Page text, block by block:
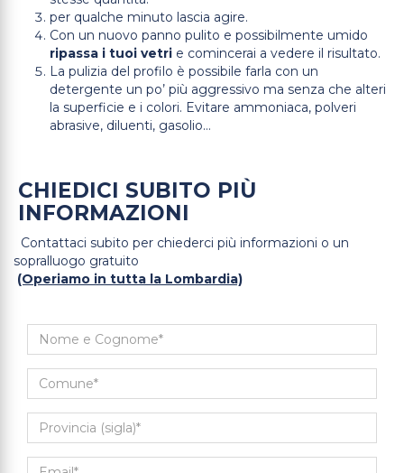
per qualche minuto lascia agire.
Con un nuovo panno pulito e possibilmente umido
ripassa i tuoi vetri e comincerai a vedere il risultato.
La pulizia del profilo è possibile farla con un
detergente un po’ più aggressivo ma senza che alteri
la superficie e i colori. Evitare ammoniaca, polveri
abrasive, diluenti, gasolio…
CHIEDICI SUBITO PIÙ
INFORMAZIONI
Contattaci subito per chiederci più informazioni o un
sopralluogo gratuito
(Operiamo in tutta la Lombardia)